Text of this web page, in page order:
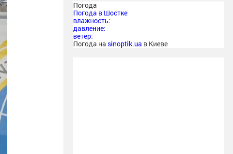
Погода
Погода в Шостке
влажность:
давление:
ветер:
Погода на sinoptik.ua в Киеве